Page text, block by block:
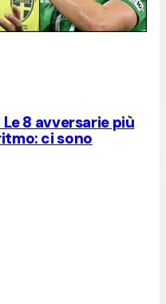
8 avversarie più
ci sono